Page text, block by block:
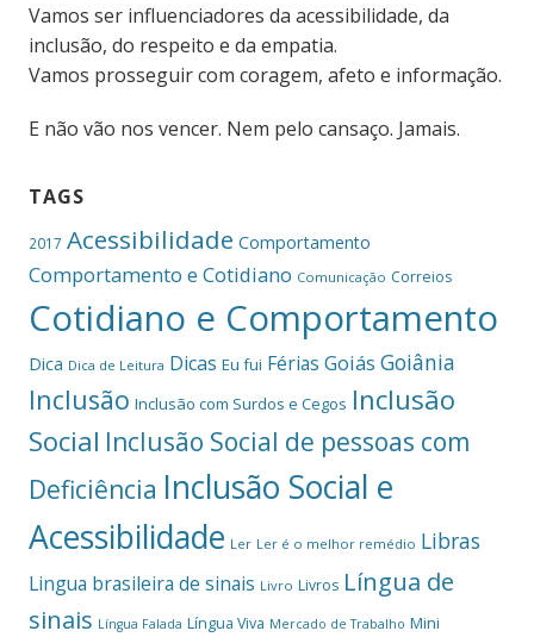
Vamos ser influenciadores da acessibilidade, da
inclusão, do respeito e da empatia.
Vamos prosseguir com coragem, afeto e informação.
E não vão nos vencer. Nem pelo cansaço. Jamais.
TAGS
2017 Acessibilidade Comportamento
Comportamento e Cotidiano Comunicação Correios
Cotidiano e Comportamento
Dica Dica de Leitura Dicas Eu fui Férias Goiás Goiânia
Inclusão Inclusão com Surdos e Cegos Inclusão
Social Inclusão Social de pessoas com
Deficiência Inclusão Social e
Acessibilidade Ler Ler é o melhor remédio Libras
Lingua brasileira de sinais Livro Livros Língua de
sinais Língua Falada Língua Viva Mercado de Trabalho Mini